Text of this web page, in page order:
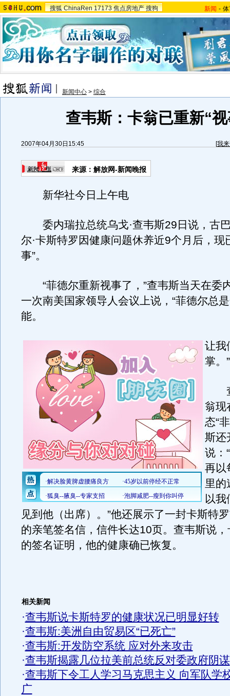
搜狐 ChinaRen 17173 焦点房地产 搜狗 新闻 -
新闻中心 > 综合
查韦斯：卡翁已重新“
2007年04月30日15:45 [我
来源：解放网-新闻晚报
新华社今日上午电
委内瑞拉总统乌戈·查韦斯29日说，古
尔·卡斯特罗因健康问题休养近9个月后，现
事”。
“菲德尔重新视事了，”查韦斯当天在委
一次南美国家领导人会议上说，“菲德尔总
能。
让我
掌。”
查
翁现
态“
斯还
说：
再以
里的
以
见到他（出席）。”他还展示了一封卡斯特
的亲笔签名信，信件长达10页。查韦斯说
的签名证明，他的健康确已恢复。
相关新闻
·查韦斯说卡斯特罗的健康状况已明显好转
·查韦斯:美洲自由贸易区“已死亡”
·查韦斯:开发防空系统 应对外来攻击
·查韦斯揭露几位拉美前总统反对委政府阴谋
·查韦斯下令工人学习马克思主义 向军队学
广